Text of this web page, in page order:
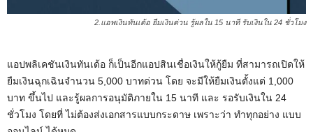
2.แอพเงินทันเด้อ ยืมเงินด่วน รู้ผลใน 15 นาที รับเงินใน 24 ชั่วโมง
แอปพลิเคชันเงินทันเด้อ ก็เป็นอีกแอปสินเชื่อเงินให้กู้ยืม ที่สามารถเปิดให้
ยืมเงินฉุกเฉินจำนวน 5,000 บาทด่วน โดย จะมีให้ยืมเงินตั้งแต่ 1,000
บาท ขึ้นไป และรู้ผลการอนุมัติภายใน 15 นาที และ รอรับเงินใน 24
ชั่วโมง โดยที่ ไม่ต้องส่งเอกสารแบบกระดาษ เพราะว่า ทำทุกอย่าง แบบ